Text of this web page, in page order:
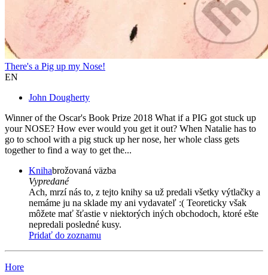
There's a Pig up my Nose!
EN
John Dougherty
Winner of the Oscar's Book Prize 2018 What if a PIG got stuck up
your NOSE? How ever would you get it out? When Natalie has to
go to school with a pig stuck up her nose, her whole class gets
together to find a way to get the...
Knihabrožovaná väzba
Vypredané
Ach, mrzí nás to, z tejto knihy sa už predali všetky výtlačky a
nemáme ju na sklade my ani vydavateľ :( Teoreticky však
môžete mať šťastie v niektorých iných obchodoch, ktoré ešte
nepredali posledné kusy.
Pridať do zoznamu
Hore